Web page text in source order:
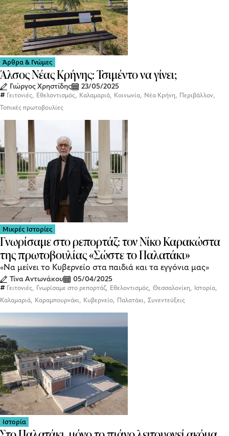
Άρθρα & Γνώμες
Άλσος Νέας Κρήνης: Τσιμέντο να γίνει;
Γιώργος Χρηστίδης 23/05/2025
Γειτονιές, Εθελοντισμός, Καλαμαριά, Κοινωνία, Νέα Κρήνη, Περιβάλλον,
Τοπικές πρωτοβουλίες
Μικρές Ιστορίες
Γνωρίσαμε στο ρεπορτάζ: τον Νίκο Καρακώστα
της πρωτοβουλίας «Σώστε το Παλατάκι»
«Να μείνει το Κυβερνείο στα παιδιά και τα εγγόνια μας»
Τίνα Αντωνάκου 05/04/2025
Γειτονιές, Γνωρίσαμε στο ρεπορτάζ, Εθελοντισμός, Θεσσαλονίκη, Ιστορία,
Καλαμαριά, Καραμπουρνάκι, Κυβερνείο, Παλατάκι, Συνεντεύξεις
Ιστορία